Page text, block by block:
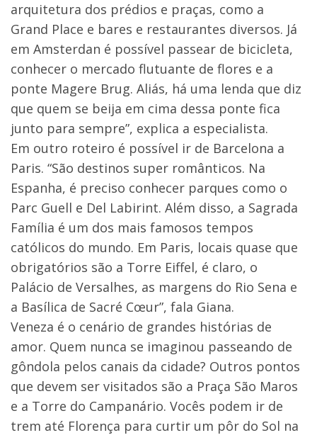
arquitetura dos prédios e praças, como a
Grand Place e bares e restaurantes diversos. Já
em Amsterdan é possível passear de bicicleta,
conhecer o mercado flutuante de flores e a
ponte Magere Brug. Aliás, há uma lenda que diz
que quem se beija em cima dessa ponte fica
junto para sempre”, explica a especialista.
Em outro roteiro é possível ir de Barcelona a
Paris. “São destinos super românticos. Na
Espanha, é preciso conhecer parques como o
Parc Guell e Del Labirint. Além disso, a Sagrada
Família é um dos mais famosos tempos
católicos do mundo. Em Paris, locais quase que
obrigatórios são a Torre Eiffel, é claro, o
Palácio de Versalhes, as margens do Rio Sena e
a Basílica de Sacré Cœur”, fala Giana.
Veneza é o cenário de grandes histórias de
amor. Quem nunca se imaginou passeando de
gôndola pelos canais da cidade? Outros pontos
que devem ser visitados são a Praça São Maros
e a Torre do Campanário. Vocês podem ir de
trem até Florença para curtir um pôr do Sol na